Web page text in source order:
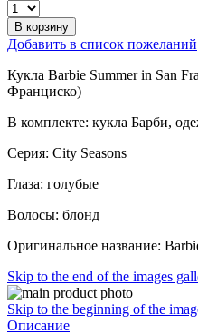
В корзину
Добавить в список пожеланий
Кукла Barbie Summer in San
Франциско)
В комплекте: кукла Барби,
Серия: City Seasons
Глаза: голубые
Волосы: блонд
Оригинальное название:
Skip to the end of the images
Skip to the beginning of the
Описание